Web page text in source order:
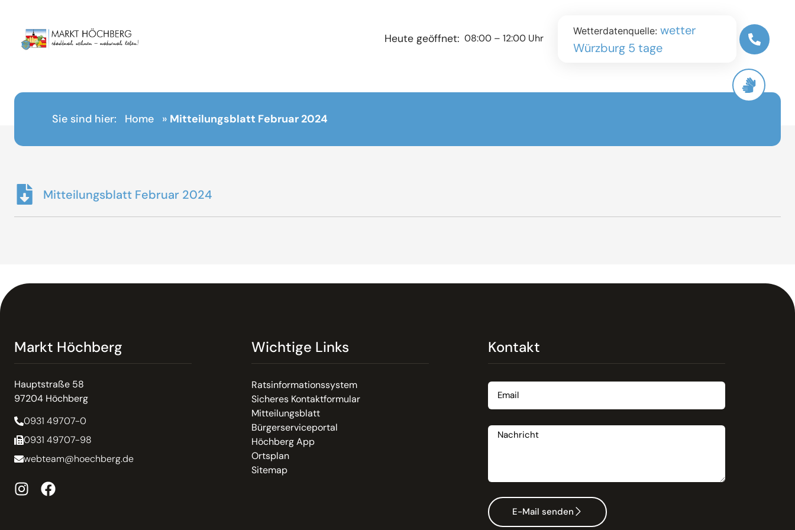
Heute geöffnet: 08:00 – 12:00 Uhr
Wetterdatenquelle: wetter
Würzburg 5 tage
Sie sind hier: Home » Mitteilungsblatt Februar 2024
Mitteilungsblatt Februar 2024
Markt Höchberg
Hauptstraße 58
97204 Höchberg
0931 49707-0
0931 49707-98
webteam@hoechberg.de
Wichtige Links
Ratsinformationssystem
Sicheres Kontaktformular
Mitteilungsblatt
Bürgerserviceportal
Höchberg App
Ortsplan
Sitemap
Kontakt
E-Mail senden